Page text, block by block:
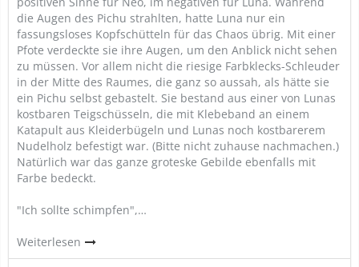
die Augen des Pichu strahlten, hatte Luna nur ein
fassungsloses Kopfschütteln für das Chaos übrig. Mit einer
Pfote verdeckte sie ihre Augen, um den Anblick nicht sehen
zu müssen. Vor allem nicht die riesige Farbklecks-Schleuder
in der Mitte des Raumes, die ganz so aussah, als hätte sie
ein Pichu selbst gebastelt. Sie bestand aus einer von Lunas
kostbaren Teigschüsseln, die mit Klebeband an einem
Katapult aus Kleiderbügeln und Lunas noch kostbarerem
Nudelholz befestigt war. (Bitte nicht zuhause nachmachen.)
Natürlich war das ganze groteske Gebilde ebenfalls mit
Farbe bedeckt.
"Ich sollte schimpfen",…
Weiterlesen